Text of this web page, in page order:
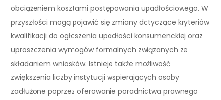
obciążeniem kosztami postępowania upadłościowego. W
przyszłości mogą pojawić się zmiany dotyczące kryteriów
kwalifikacji do ogłoszenia upadłości konsumenckiej oraz
uproszczenia wymogów formalnych związanych ze
składaniem wniosków. Istnieje także możliwość
zwiększenia liczby instytucji wspierających osoby
zadłużone poprzez oferowanie poradnictwa prawnego